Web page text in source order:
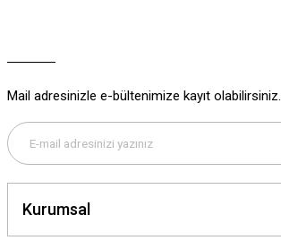
Bu ürüne benzer farklı alternatifler olmalı.
Mail adresinizle e-bültenimize kayıt olabilirsiniz.
Kurumsal